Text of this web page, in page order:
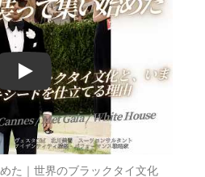
た｜世界のブラックタイ文化